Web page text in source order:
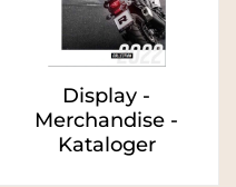
Display -
Merchandise -
Kataloger